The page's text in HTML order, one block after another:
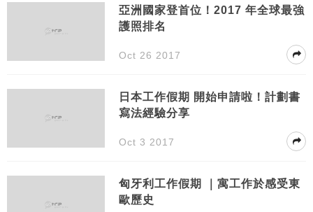
亞洲國家登首位！2017 年全球最強
護照排名
Oct 26 2017
日本工作假期 開始申請啦！計劃書
寫法經驗分享
Oct 3 2017
匈牙利工作假期 ｜寓工作於感受東
歐歷史